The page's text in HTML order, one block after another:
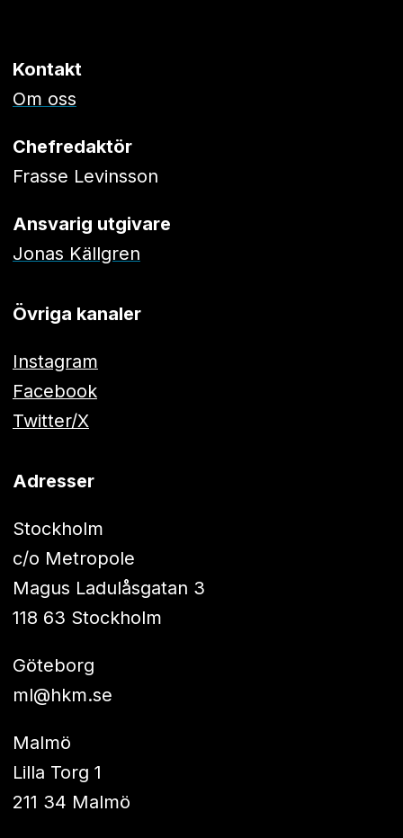
Kontakt
Om oss
Chefredaktör
Frasse Levinsson
Ansvarig utgivare
Jonas Källgren
Övriga kanaler
Instagram
Facebook
Twitter/X
Adresser
Stockholm
c/o Metropole
Magus Ladulåsgatan 3
118 63 Stockholm
Göteborg
ml@hkm.se
Malmö
Lilla Torg 1
211 34 Malmö